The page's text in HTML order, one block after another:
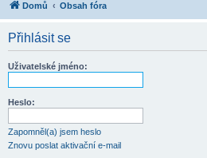
Domů Obsah fóra
Přihlásit se
Uživatelské jméno:
Heslo:
Zapomněl(a) jsem heslo
Znovu poslat aktivační e-mail